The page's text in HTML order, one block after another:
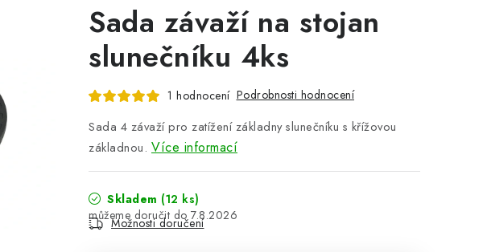
Sada závaží na stojan
slunečníku 4ks
1 hodnocení Podrobnosti hodnocení
Sada 4 závaží pro zatížení základny slunečníku s křížovou
základnou. Více informací
Skladem (12 ks)
7.8.2026
Možnosti doručení